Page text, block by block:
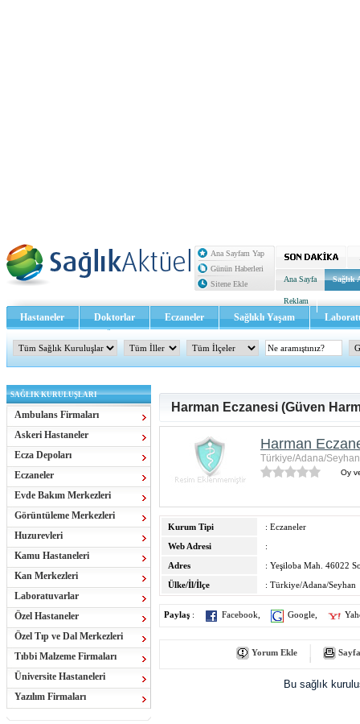
Ana Sayfam Yap
Günün Haberleri
Sitene Ekle
Ana Sayfa Sağlık
Reklam
Hastaneler Doktorlar Eczaneler Sağlıklı Yaşam
Sağlık TV - Video İletişim
SAĞLIK KURULUŞLARI
Ambulans Firmaları
Askeri Hastaneler
Ecza Depoları
Eczaneler
Evde Bakım Merkezleri
Görüntüleme Merkezleri
Huzurevleri
Kamu Hastaneleri
Kan Merkezleri
Laboratuvarlar
Özel Hastaneler
Özel Tıp ve Dal Merkezleri
Tıbbi Malzeme Firmaları
Üniversite Hastaneleri
Yazılım Firmaları
Harman Eczanesi (Güven
Harman
Türkiye/Adana/Seyhan
Oy
Kurum Tipi
: Eczaneler
Web Adresi
:
Adres
: Yeşiloba Mah. 46022
Ülke/İl/İlçe
: Türkiye/Adana/Seyhan
Paylaş : Facebook Google
Yorum Ekle
Bu sağlık